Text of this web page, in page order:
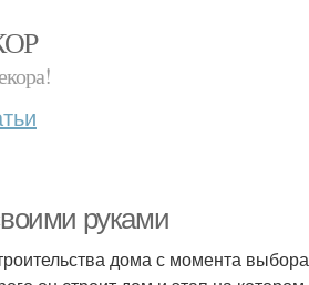
руками
дома с момента